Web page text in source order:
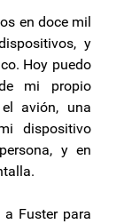
en doce mil
y
Hoy puedo
mi propio
avión, una
dispositivo
y en
Fuster para